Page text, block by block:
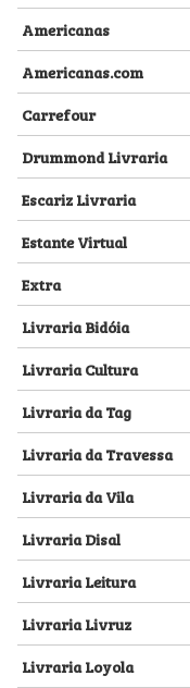
Americanas
Americanas.com
Carrefour
Drummond Livraria
Escariz Livraria
Estante Virtual
Extra
Livraria Bidóia
Livraria Cultura
Livraria da Tag
Livraria da Travessa
Livraria da Vila
Livraria Disal
Livraria Leitura
Livraria Livruz
Livraria Loyola